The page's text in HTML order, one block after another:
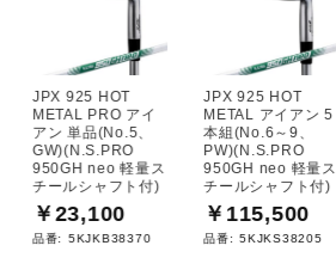
JPX 925 HOT
METAL PRO アイ
アン 単品(No.5、
GW)(N.S.PRO
950GH neo 軽量ス
チールシャフト付)
￥23,100
品番: 5KJKB38370
JPX 925 HOT
METAL アイアン 5
本組(No.6～9、
PW)(N.S.PRO
950GH neo 軽量ス
チールシャフト付)
￥115,500
品番: 5KJKS38205